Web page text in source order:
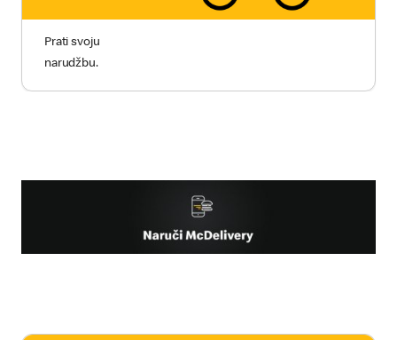
Prati svoju
narudžbu.